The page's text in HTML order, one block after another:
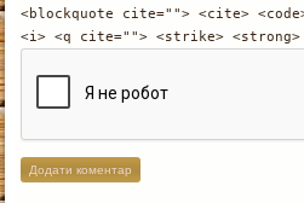
<blockquote cite=""> <cite>
<i> <q cite=""> <strike> <strong>